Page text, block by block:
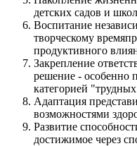
детских садов и
Воспитание
творческому
продуктивного
Закрепление
решение - особенно
категорией
Адаптация
возможностями
Развитие
достижимое через